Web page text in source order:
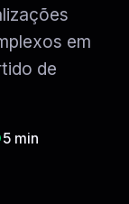
em
de
5 min